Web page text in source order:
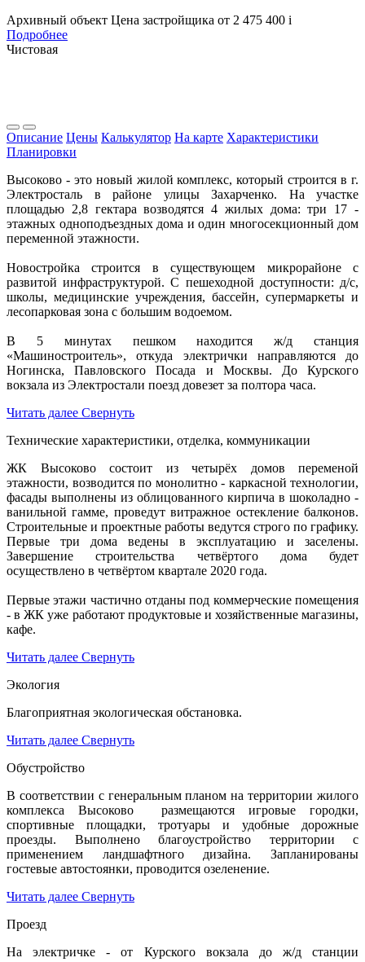
Архивный объект Цена застройщика от 2 475 400 i
Подробнее
Чистовая
Описание Цены Калькулятор На карте Характеристики
Планировки
Высоково - это новый жилой комплекс, который строится в г.
Электросталь в районе улицы Захарченко. На участке
площадью 2,8 гектара возводятся 4 жилых дома: три 17 -
этажных одноподъездных дома и один многосекционный дом
переменной этажности.
Новостройка строится в существующем микрорайоне с
развитой инфраструктурой. С пешеходной доступности: д/с,
школы, медицинские учреждения, бассейн, супермаркеты и
лесопарковая зона с большим водоемом.
В 5 минутах пешком находится ж/д станция
«Машиностроитель», откуда электрички направляются до
Ногинска, Павловского Посада и Москвы. До Курского
вокзала из Электростали поезд довезет за полтора часа.
Читать далее Свернуть
Технические характеристики, отделка, коммуникации
ЖК Высоково состоит из четырёх домов переменой
этажности, возводится по монолитно - каркасной технологии,
фасады выполнены из облицованного кирпича в шоколадно -
ванильной гамме, проведут витражное остекление балконов.
Строительные и проектные работы ведутся строго по графику.
Первые три дома ведены в эксплуатацию и заселены.
Завершение строительства четвёртого дома будет
осуществлено в четвёртом квартале 2020 года.
Первые этажи частично отданы под коммерческие помещения
- в ЖК уже работают продуктовые и хозяйственные магазины,
кафе.
Читать далее Свернуть
Экология
Благоприятная экологическая обстановка.
Читать далее Свернуть
Обустройство
В соответствии с генеральным планом на территории жилого
комплекса Высоково размещаются игровые городки,
спортивные площадки, тротуары и удобные дорожные
проезды. Выполнено благоустройство территории с
применением ландшафтного дизайна. Запланированы
гостевые автостоянки, проводится озеленение.
Читать далее Свернуть
Проезд
На электричке - от Курского вокзала до ж/д станции